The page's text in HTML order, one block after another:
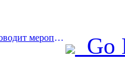
Prev:Кашгар (Синьцзян) проводит мероприятие по продвижению туризма с целью содействия межэтническому обмену. Go